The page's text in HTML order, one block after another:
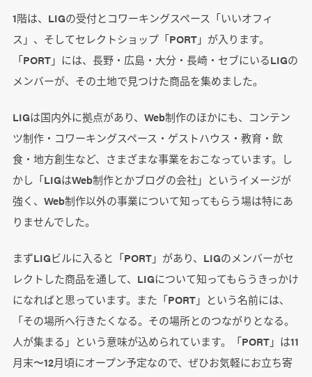
1階は、LIGの受付とコワーキングスペース「いいオフィ
ス」、そしてセレクトショップ「PORT」が入ります。
「PORT」には、長野・広島・大分・長崎・セブにいるLIGの
メンバーが、その土地で見つけた商品を集めました。
LIGは国内外に拠点があり、Web制作のほかにも、コンテン
ツ制作・コワーキングスペース・ゲストハウス・教育・飲
食・地方創生など、さまざまな事業をおこなっています。し
かし「LIGはWeb制作とかブログの会社」というイメージが
強く、Web制作以外の事業について知ってもらう場は特にあ
りませんでした。
まずLIGビルに入ると「PORT」があり、LIGのメンバーがセ
レクトした商品を通して、 LIGについて知ってもらうきっかけ
になればと思っています。また「PORT」という名前には、
「その場所へ行きたくなる。その場所とのつながりとなる。
人が集まる」という意味が込められています。「PORT」は11
月末〜12月頃にオープン予定なので、ぜひお気軽にお立ち寄